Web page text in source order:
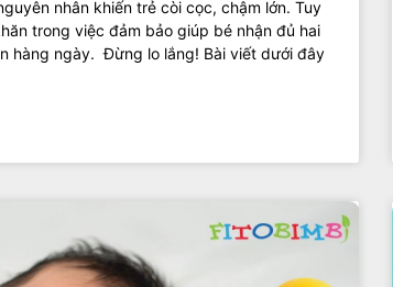
nhân khiến trẻ còi cọc, chậm lớn. Tuy
trong việc đảm bảo giúp bé nhận đủ hai
hàng ngày. Đừng lo lắng! Bài viết dưới đây